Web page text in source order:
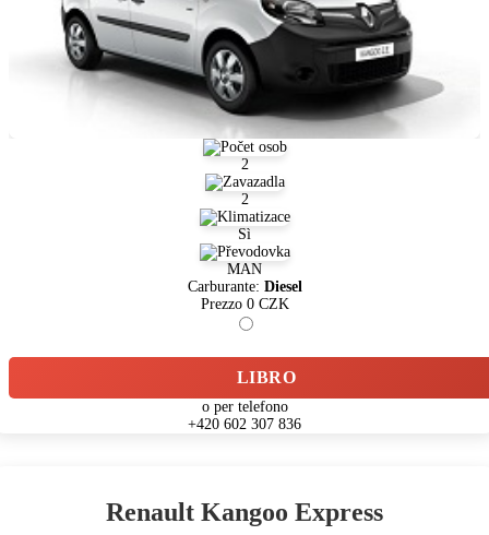
2
2
Sì
MAN
Carburante: Diesel
Prezzo 0CZK
LIBRO
o per telefono
+420 602 307 836
Renault Kangoo Express